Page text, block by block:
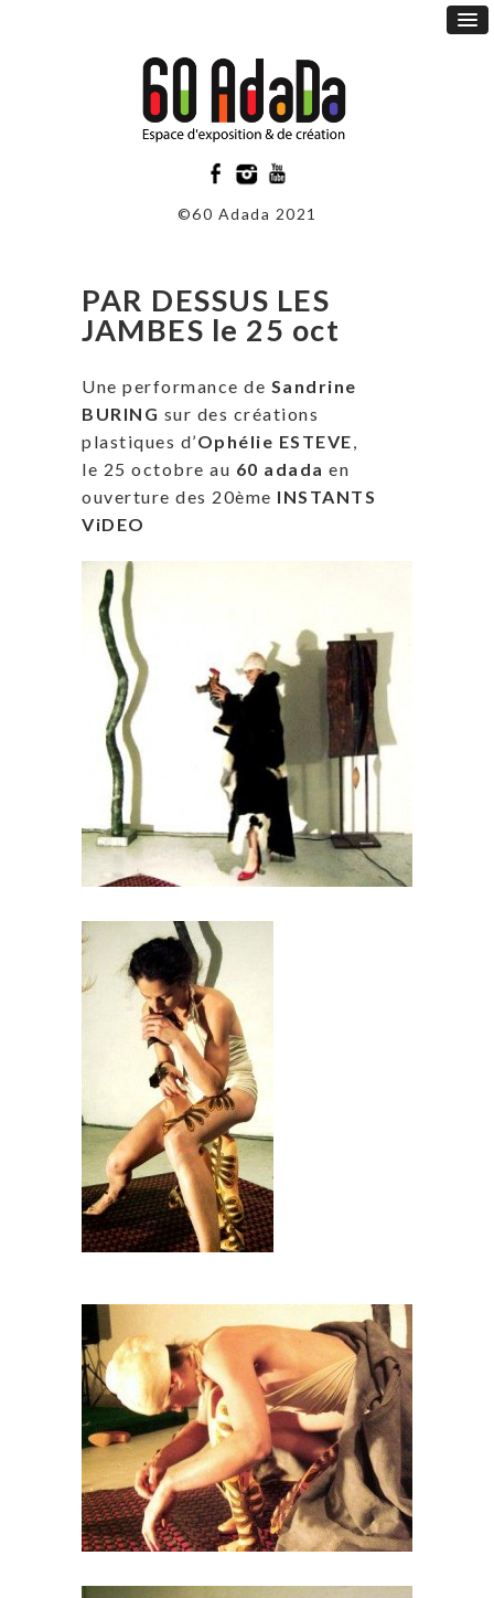
©60 Adada 2021
PAR DESSUS LES
JAMBES le 25 oct
Une performance de Sandrine
BURING sur des créations
plastiques d’Ophélie ESTEVE,
le 25 octobre au 60 adada en
ouverture des 20ème INSTANTS
ViDEO